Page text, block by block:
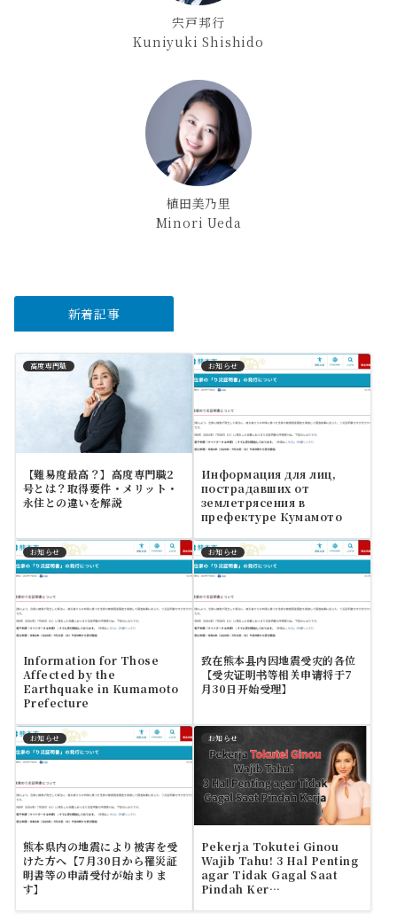
宍戸邦行
Kuniyuki Shishido
植田美乃里
Minori Ueda
新着記事
高度専門職
【難易度最高？】高度専門職2
号とは？取得要件・メリット・
永住との違いを解説
お知らせ
Информация для лиц,
пострадавших от
землетрясения в
префектуре Кумамото
お知らせ
Information for Those
Affected by the
Earthquake in Kumamoto
Prefecture
お知らせ
致在熊本县内因地震受灾的各位
【受灾证明书等相关申请将于7
月30日开始受理】
お知らせ
熊本県内の地震により被害を受
けた方へ【7月30日から罹災証
明書等の申請受付が始まりま
す】
お知らせ
Pekerja Tokutei Ginou
Wajib Tahu! 3 Hal Penting
agar Tidak Gagal Saat
Pindah Ker…